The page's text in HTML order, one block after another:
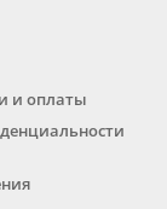
и оплаты